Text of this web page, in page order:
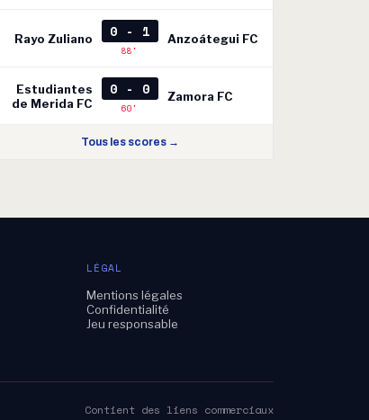
Rayo Zuliano 0 - 1
88'
Anzoátegui FC
Estudiantes
de Merida FC
0 - 0
60'
Zamora FC
Tous les scores →
LÉGAL
Mentions légales
Confidentialité
Jeu responsable
Contient des liens commerciaux